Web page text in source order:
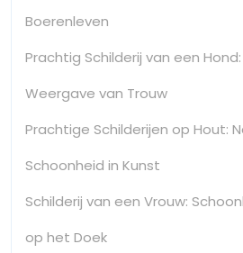
Boerenleven
Prachtig Schilderij van een
Weergave van Trouw
Prachtige Schilderijen op Hout:
Schoonheid in Kunst
Schilderij van een Vrouw:
op het Doek